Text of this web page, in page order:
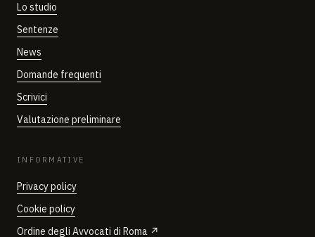
Lo studio
Sentenze
News
Domande frequenti
Scrivici
Valutazione preliminare
INFORMATIVE
Privacy policy
Cookie policy
Ordine degli Avvocati di Roma ↗